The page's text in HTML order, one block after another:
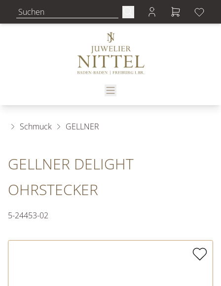
Schmuck GELLNER
GELLNER DELIGHT
OHRSTECKER
5-24453-02